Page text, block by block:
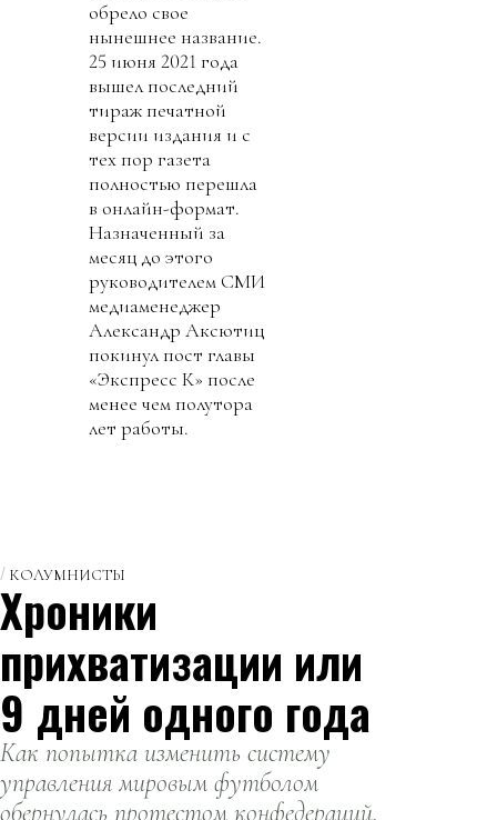
обрело свое
нынешнее название.
25 июня 2021 года
вышел последний
тираж печатной
версии издания и с
тех пор газета
полностью перешла
в онлайн-формат.
Назначенный за
месяц до этого
руководителем СМИ
медиаменеджер
Александр Аксютиц
покинул пост главы
«Экспресс К» после
менее чем полутора
лет работы.
КОЛУМНИСТЫ
Хроники
прихватизации или
9 дней одного года
Как попытка изменить систему
управления мировым футболом
обернулась протестом конфедераций,